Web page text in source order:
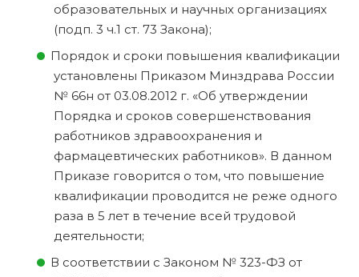
образовательных и научных организациях
(подп. 3 ч.1 ст. 73 Закона);
Порядок и сроки повышения квалификации
установлены Приказом Минздрава России
№ 66н от 03.08.2012 г. «Об утверждении
Порядка и сроков совершенствования
работников здравоохранения и
фармацевтических работников». В данном
Приказе говорится о том, что повышение
квалификации проводится не реже одного
раза в 5 лет в течение всей трудовой
деятельности;
В соответствии с Законом № 323-ФЗ от